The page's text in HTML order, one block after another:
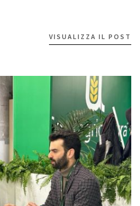
VISUALIZZA IL POST